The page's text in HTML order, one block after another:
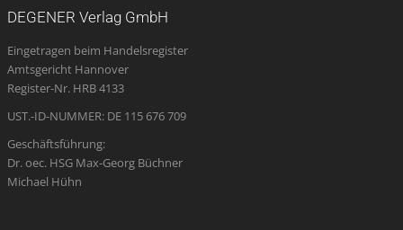
new
window
new
window
new
window
opens
in
new
new
DEGENER Verlag GmbH
Eingetragen beim Handelsregister
Amtsgericht Hannover
Register-Nr. HRB 4133
UST.-ID-NUMMER: DE 115 676 709
Geschäftsführung:
Dr. oec. HSG Max-Georg Büchner
Michael Hühn